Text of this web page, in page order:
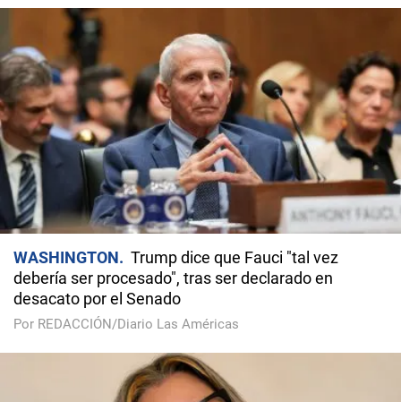
WASHINGTON
Trump dice que Fauci "tal vez
debería ser procesado", tras ser declarado en
desacato por el Senado
Por REDACCIÓN/Diario Las Américas